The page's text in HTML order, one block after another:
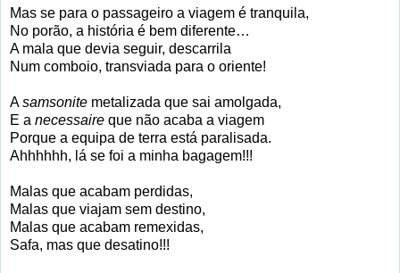
Mas se para o passageiro a viagem é tranquila,
No porão, a história é bem diferente…
A mala que devia seguir, descarrila
Num comboio, transviada para o oriente!
Asamsonite metalizada que sai amolgada,
E a necessaire que não acaba a viagem
Porque a equipa de terra está paralisada.
Ahhhhhh, lá se foi a minha bagagem!!!
Malas que acabam perdidas,
Malas que viajam sem destino,
Malas que acabam remexidas,
Safa, mas que desatino!!!